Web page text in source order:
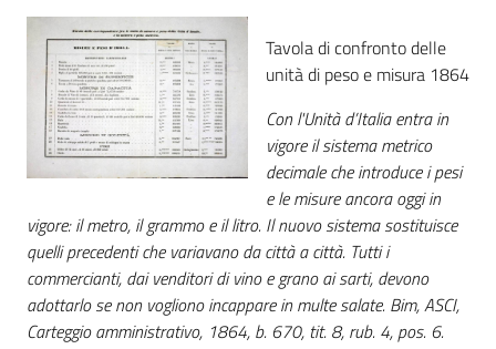
Catalogo
on line
Chiedi al
bibliotecario
Avvisi
Tavola di confronto delle
unità di peso e misura 1864
Con l'Unità d’Italia entra in
vigore il sistema metrico
decimale che introduce i pesi
e le misure ancora oggi in
vigore: il metro, il grammo e il litro. Il nuovo sistema sostituisce
quelli precedenti che variavano da città a città. Tutti i
commercianti, dai venditori di vino e grano ai sarti, devono
adottarlo se non vogliono incappare in multe salate. Bim, ASCI,
Carteggio amministrativo, 1864, b. 670, tit. 8, rub. 4, pos. 6.